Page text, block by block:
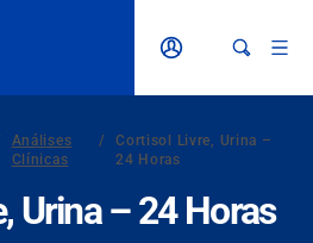
Análises
Clínicas
/
Cortisol Livre, Urina –
24 Horas
Urina – 24 Horas